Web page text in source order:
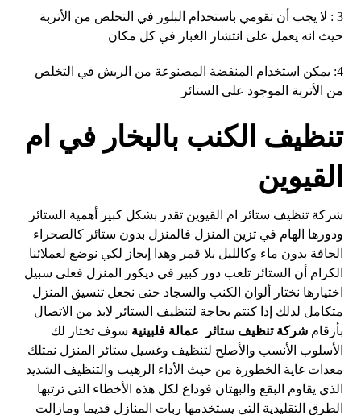
3 : لا يجب أن تقومي باستخدام البلور في التخلص من الأتربة
حيث انه يعمل على انتشار الغبار في كل مكان
4: يمكن استخدام المنفضة المصنوعة من الريش في التخلص
من الأتربة الموجود على الستائر
تنظيف الكنب بالبخار في ام
القيوين
شركة تنظيف ستائر ام القيوين تقدر بشكل كبير أهمية الستائر
ودورها الهام في تزين المنزل فالمنزل بدون ستائر كالصحراء
الجافة بدون ماء وكالليل بلا قمر وهذا إيجاز لكي نوضع لعملائنا
الكرام أن الستائر تلعب دور كبير في ديكور المنزل فعلى سبيل
اختيارها نختار ألوان الكنب والسجاد حتى نجعل تنسيق المنزل
متكامل لذلك إذا كنتم بحاجة لتنظيف الستائر لابد من الاتصال
بأرقامشركة تنظيف ستائر عمالة فلبينية سوف تختار لك
الأسلوب الأنسب والأصلح لتنظيف وغسيل ستائر المنزل نمتلك
معدات غاية الخطورة من حيث الأداء الرهيب والتنظيف الشديد
الذي يقاوم البقع والبهتان فوداع لكل هذه الأخطاء التي ترتبها
الطرق التقليدية التي يستخدمها ربات المنازل قديما ومازالت